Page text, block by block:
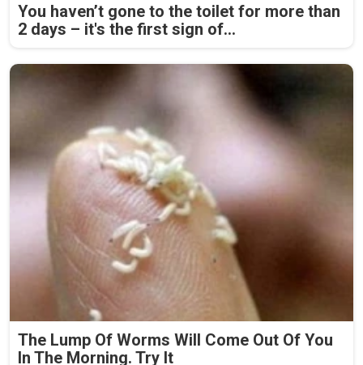
You haven’t gone to the toilet for more than
2 days – it's the first sign of...
The Lump Of Worms Will Come Out Of You
In The Morning. Try It